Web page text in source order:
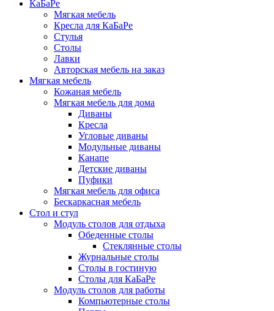
КаБаРе
Мягкая мебель
Кресла для КаБаРе
Стулья
Столы
Лавки
Авторская мебель на заказ
Мягкая мебель
Кожаная мебель
Мягкая мебель для дома
Диваны
Кресла
Угловые диваны
Модульные диваны
Канапе
Детские диваны
Пуфики
Мягкая мебель для офиса
Бескаркасная мебель
Стол и стул
Модуль столов для отдыха
Обеденные столы
Стеклянные столы
Журнальные столы
Столы в гостиную
Столы для КаБаРе
Модуль столов для работы
Компьютерные столы